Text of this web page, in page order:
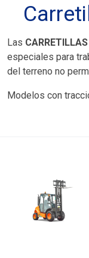
Las
especiales para
del terreno no
Modelos con